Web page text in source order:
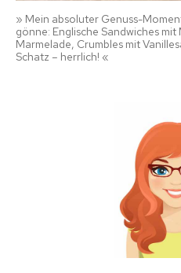
» Mein absoluter Genuss-
gönne: Englische Sandwiches
Marmelade, Crumbles mit
Schatz – herrlich! «